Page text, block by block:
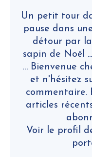
Un petit tour
pause dans
détour par
sapin de Noël
… Bienvenue
et n'hésitez
commentaire.
articles
Voir le profil